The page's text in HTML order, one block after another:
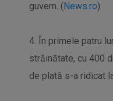
guvern. (News.ro)
4. În primele patru
străinătate, cu 400
de plată s-a ridicat